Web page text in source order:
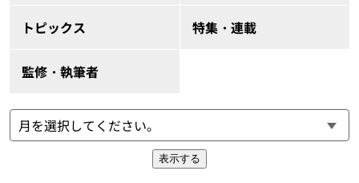
トピックス 特集・連載
監修・執筆者
表示する